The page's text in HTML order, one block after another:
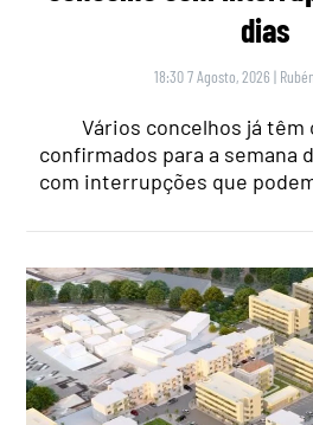
dias
18:30 7 Agosto, 2026 |
Vários concelhos já têm
confirmados para a semana
com interrupções que